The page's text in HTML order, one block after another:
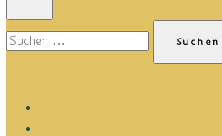
Suchen
nach: